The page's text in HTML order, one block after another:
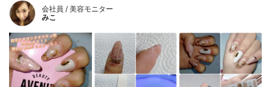
会社員 / 美容モニター
みこ